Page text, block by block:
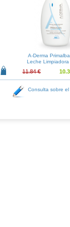
A-Derma
Leche Limpiadora
11.84 €
Consulta sobre